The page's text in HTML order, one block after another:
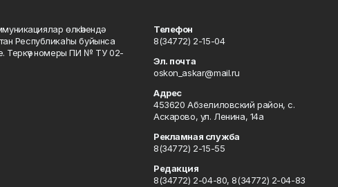
өлкәһендә
Республикаһы буйынса
Теркәү номеры ПИ № ТУ 02-
Телефон
8(34772) 2-15-04
Эл. почта
oskon_askar@mail.ru
Адрес
453620 Абзелиловский район, с.
Аскарово, ул. Ленина, 14а
Рекламная служба
8(34772) 2-15-55
Редакция
8(34772) 2-04-80, 8(34772) 2-04-83